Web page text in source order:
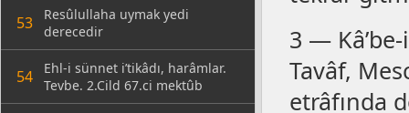
53
Resûlullaha uymak yedi
derecedir
54
Ehl-i sünnet i’tikâdı, harâmlar.
Tevbe. 2.Cild 67.ci mektûb
3 —
Tavâf,
etrâfında